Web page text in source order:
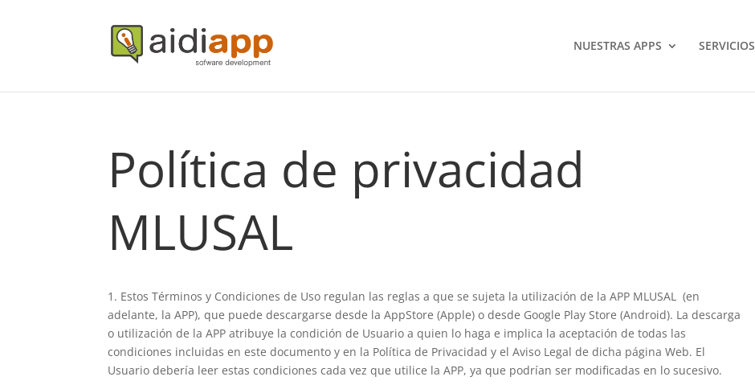
NUESTRAS APPS SERVICIOS
Política de privacidad
MLUSAL
1. Estos Términos y Condiciones de Uso regulan las reglas a que se sujeta la utilización de la APP MLUSAL (en
adelante, la APP), que puede descargarse desde la AppStore (Apple) o desde Google Play Store (Android). La descarga
o utilización de la APP atribuye la condición de Usuario a quien lo haga e implica la aceptación de todas las
condiciones incluidas en este documento y en la Política de Privacidad y el Aviso Legal de dicha página Web. El
Usuario debería leer estas condiciones cada vez que utilice la APP, ya que podrían ser modificadas en lo sucesivo.